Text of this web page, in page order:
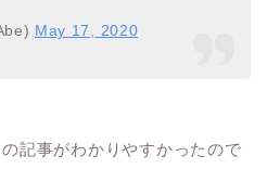
May 17, 2020
記事がわかりやすかったので